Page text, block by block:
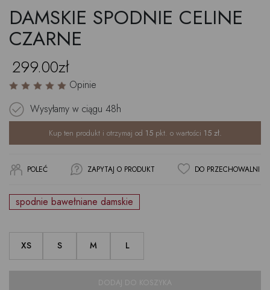
DAMSKIE SPODNIE CELINE
CZARNE
299.00zł
Opinie
Wysyłamy w ciągu 48h
Kup ten produkt i otrzymaj od 15pkt. o wartości 15zł.
POLEĆ ZAPYTAJ O PRODUKT DO PRZECHOWALNI
spodnie bawełniane damskie
XS S M L
DODAJ DO KOSZYKA